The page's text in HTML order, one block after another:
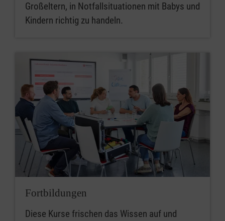
Großeltern, in Notfallsituationen mit Babys und
Kindern richtig zu handeln.
Fortbildungen
Diese Kurse frischen das Wissen auf und